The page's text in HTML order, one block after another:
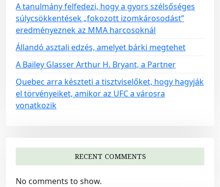
A tanulmány felfedezi, hogy a gyors szélsőséges
súlycsökkentések „fokozott izomkárosodást”
eredményeznek az MMA harcosoknál
Állandó asztali edzés, amelyet bárki megtehet
A Bailey Glasser Arthur H. Bryant, a Partner
Quebec arra készteti a tisztviselőket, hogy hagyják
el törvényeiket, amikor az UFC a városra
vonatkozik
RECENT COMMENTS
No comments to show.